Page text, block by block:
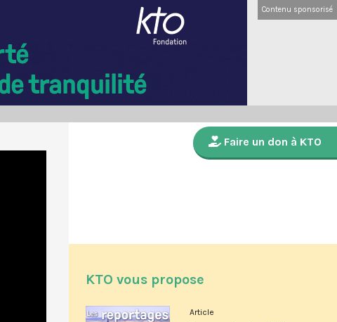
Contenu sponsorisé
Faire un don à KTO
KTO vous propose
Article